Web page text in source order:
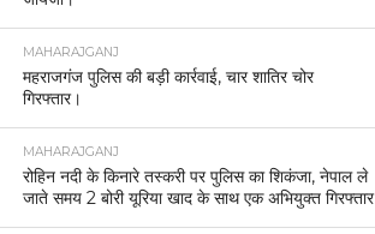
MAHARAJGANJ
महराजगंज पुलिस की बड़ी कार्रवाई, चार शातिर चोर
गिरफ्तार।
MAHARAJGANJ
रोहिन नदी के किनारे तस्करी पर पुलिस का शिकंजा, नेपाल ले
जाते समय 2 बोरी यूरिया खाद के साथ एक अभियुक्त गिरफ्तार